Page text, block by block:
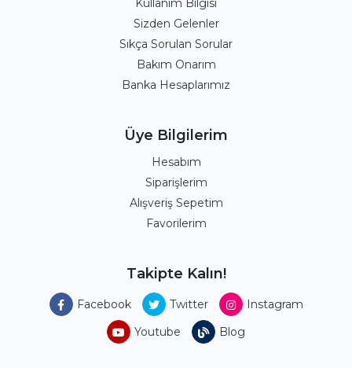
Kullanım Bilgisi
Sizden Gelenler
Sıkça Sorulan Sorular
Bakım Onarım
Banka Hesaplarımız
Üye Bilgilerim
Hesabım
Siparişlerim
Alışveriş Sepetim
Favorilerim
Takipte Kalın!
Facebook Twitter
Instagram
Youtube
Blog